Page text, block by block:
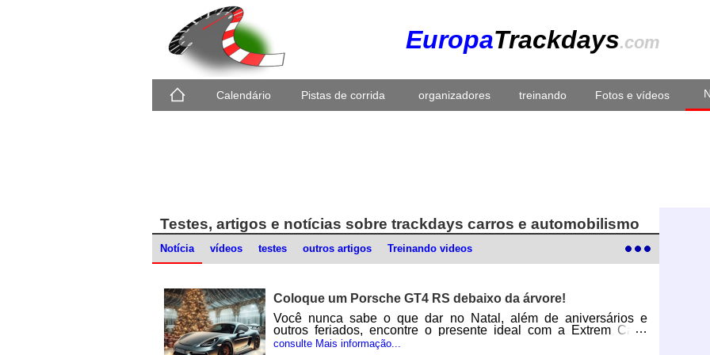
EuropaTrackdays.com
Calendário Pistas de corrida organizadores treinando Fotos e vídeos
Testes, artigos e notícias sobre trackdays carros e automobilismo
Notícia vídeos testes outros artigos Treinando videos
Coloque um Porsche GT4 RS debaixo da árvore!
Você nunca sabe o que dar no Natal, além de aniversários e
outros feriados, encontre o presente ideal com a Extrem Cars!
Muito mais do que um curso de direção, a Extrem cars oferece
consulte Mais informação...